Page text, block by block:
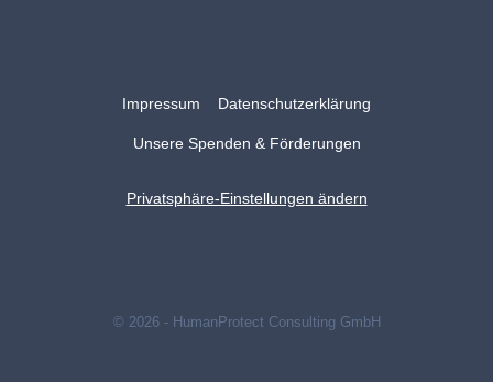
Impressum Datenschutzerklärung
Unsere Spenden & Förderungen
Privatsphäre-Einstellungen ändern
© 2026 - HumanProtect Consulting GmbH